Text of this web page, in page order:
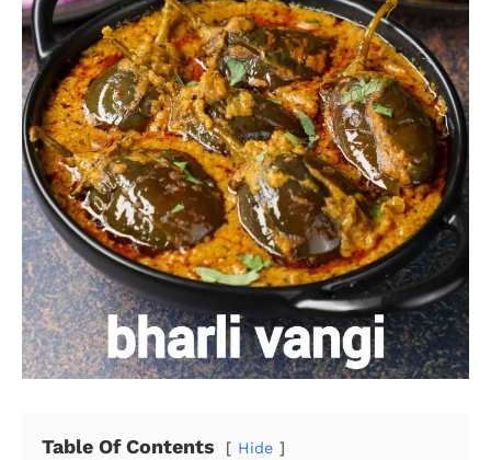
Table Of Contents Hide